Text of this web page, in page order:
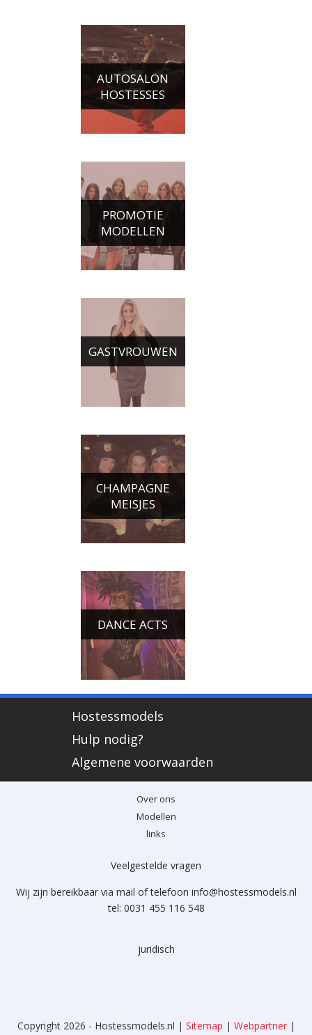
AUTOSALON
HOSTESSES
PROMOTIE
MODELLEN
GASTVROUWEN
CHAMPAGNE
MEISJES
DANCE ACTS
Hostessmodels
Hulp nodig?
Algemene voorwaarden
Over ons
Modellen
links
Veelgestelde vragen
Wij zijn bereikbaar via mail of telefoon info@hostessmodels.nl
tel: 0031 455 116 548
juridisch
Copyright 2026 - Hostessmodels.nl | Sitemap | Webpartner|